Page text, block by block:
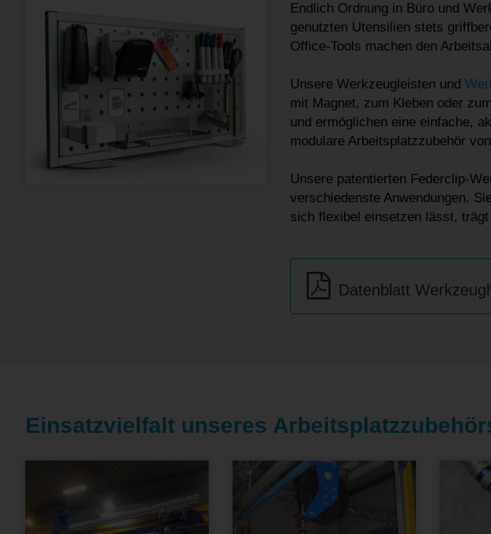
Endlich Ordnung in Büro und
genutzten Utensilien stets
Office-Tools machen den
Unsere Werkzeugleisten und
mit Magnet, zum Kleben oder
und ermöglichen eine einfache,
modulare Arbeitsplatzzubehör
Unsere patentierten Federclip-
verschiedenste Anwendungen.
sich flexibel einsetzen lässt,
Datenblatt
Einsatzvielfalt unseres